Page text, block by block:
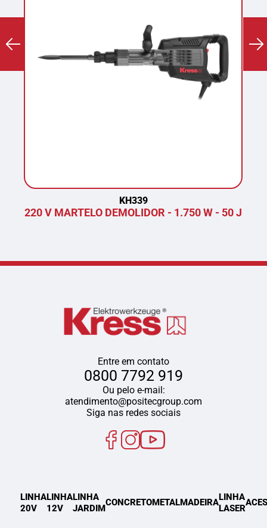
KH339
220 V MARTELO DEMOLIDOR - 1.750 W - 50 J
Entre em contato
0800 7792 919
Ou pelo e-mail:
atendimento@positecgroup.com
Siga nas redes sociais
LINHA
20V
LINHA
12V
LINHA
JARDIM
CONCRETOMETALMADEIRA
LINHA
LASER